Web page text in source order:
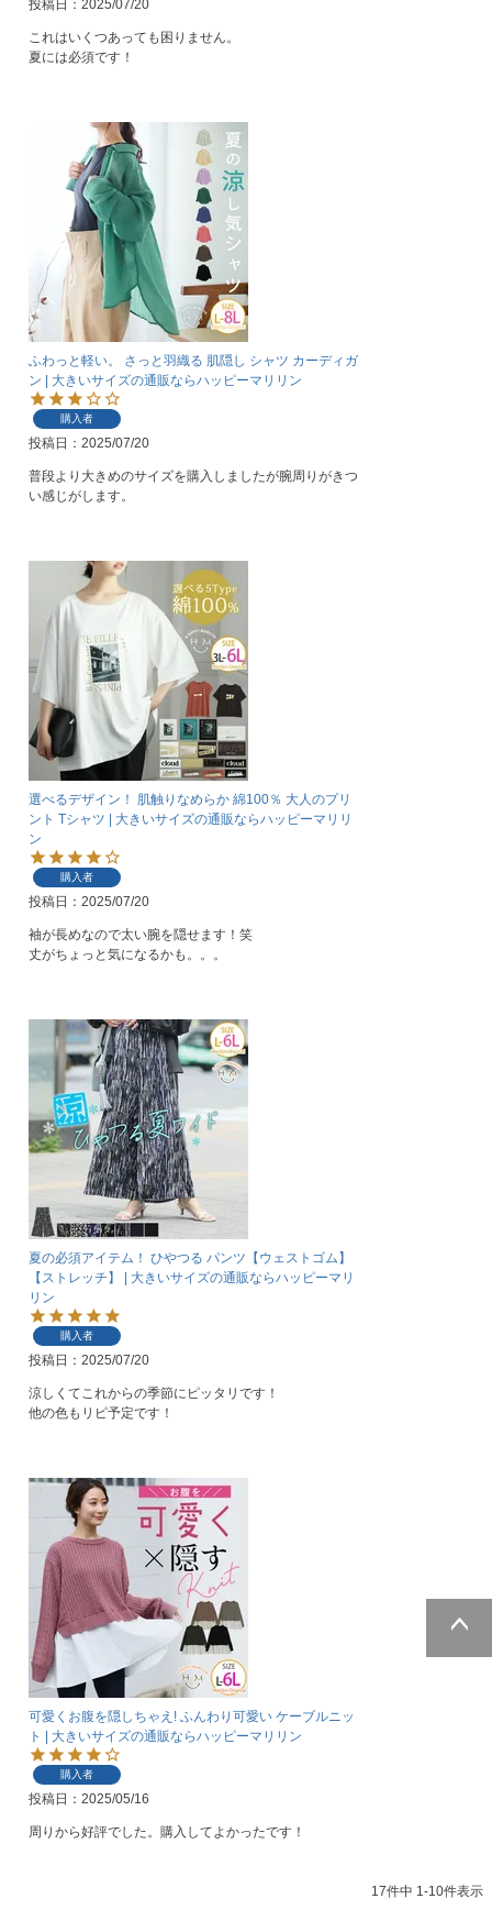
投稿日 2025/07/20
これはいくつあっても困りません。
夏には必須です！
ふわっと軽い。 さっと羽織る 肌隠し シャツ カーディガ
ン | 大きいサイズの通販ならハッピーマリリン
購入者
投稿日 2025/07/20
普段より大きめのサイズを購入しましたが腕周りがきつ
い感じがします。
選べるデザイン！ 肌触りなめらか 綿100％ 大人のプリ
ント Tシャツ | 大きいサイズの通販ならハッピーマリリ
ン
購入者
投稿日 2025/07/20
袖が長めなので太い腕を隠せます！笑
丈がちょっと気になるかも。。。
夏の必須アイテム！ ひやつる パンツ【ウェストゴム】
【ストレッチ】 | 大きいサイズの通販ならハッピーマリ
リン
購入者
投稿日 2025/07/20
涼しくてこれからの季節にピッタリです！
他の色もリピ予定です！
可愛くお腹を隠しちゃえ! ふんわり可愛い ケーブルニッ
ト | 大きいサイズの通販ならハッピーマリリン
購入者
投稿日 2025/05/16
周りから好評でした。購入してよかったです！
17件中 1-10件表示